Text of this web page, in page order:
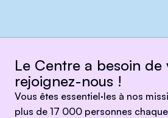
Le Centre a besoin de
rejoignez-nous !
Vous êtes essentiel·les à nos
plus de 17 000 personnes